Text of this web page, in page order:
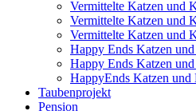
Vermittelte Katzen und
Vermittelte Katzen und
Vermittelte Katzen und
Happy Ends Katzen
Happy Ends Katzen
HappyEnds Katzen und
Taubenprojekt
Pension